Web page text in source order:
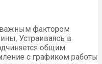
фактором
Устраиваясь в
общим
с графиком работы